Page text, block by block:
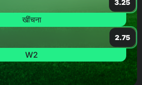
3.25
खींचना
2.75
W2